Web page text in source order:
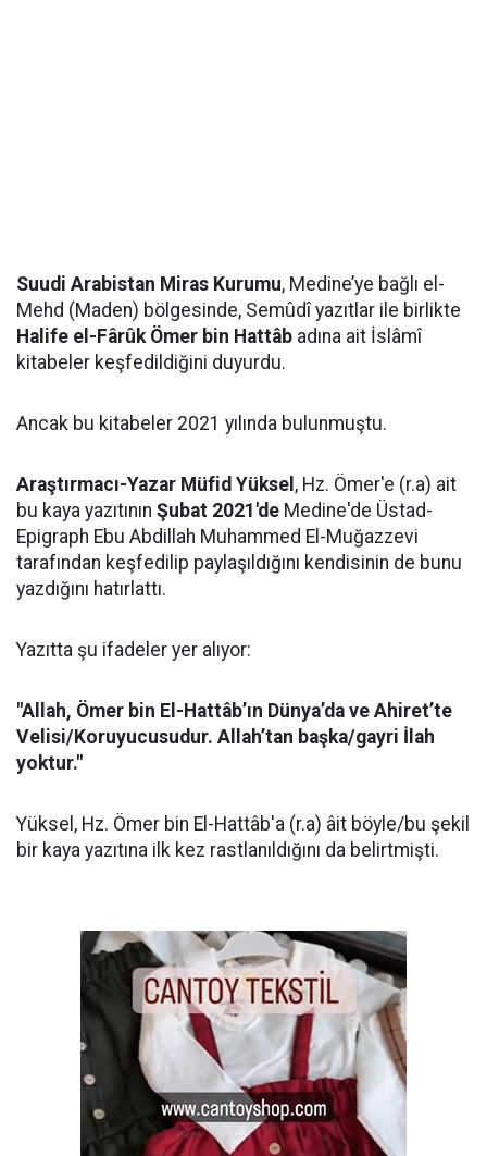
Suudi Arabistan Miras Kurumu, Medine’ye bağlı el-
Mehd (Maden) bölgesinde, Semûdî yazıtlar ile birlikte
Halife el-Fârûk Ömer bin Hattâb adına ait İslâmî
kitabeler keşfedildiğini duyurdu.
Ancak bu kitabeler 2021 yılında bulunmuştu.
Araştırmacı-Yazar Müfid Yüksel , Hz. Ömer'e (r.a) ait
bu kaya yazıtının Şubat 2021'de Medine'de Üstad-
Epigraph Ebu Abdillah Muhammed El-Muğazzevi
tarafından keşfedilip paylaşıldığını kendisinin de bunu
yazdığını hatırlattı.
Yazıtta şu ifadeler yer alıyor:
"Allah, Ömer bin El-Hattâb’ın Dünya’da ve Ahiret’te
Velisi/Koruyucusudur. Allah’tan başka/gayri İlah
yoktur."
Yüksel, Hz. Ömer bin El-Hattâb'a (r.a) âit böyle/bu şekil
bir kaya yazıtına ilk kez rastlanıldığını da belirtmişti.